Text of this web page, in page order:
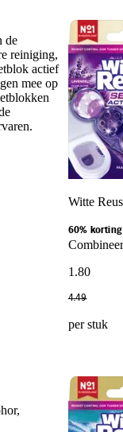
de
reiniging,
actief
mee op
Witte
60% korting
1 .80
4.49
per stuk